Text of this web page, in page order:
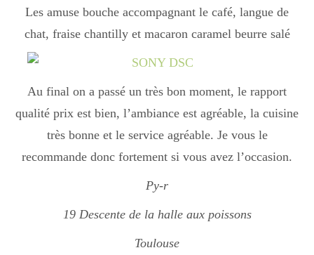
Les amuse bouche accompagnant le café, langue de
chat, fraise chantilly et macaron caramel beurre salé
Au final on a passé un très bon moment, le rapport
qualité prix est bien, l’ambiance est agréable, la cuisine
très bonne et le service agréable. Je vous le
recommande donc fortement si vous avez l’occasion.
Py-r
19 Descente de la halle aux poissons
Toulouse